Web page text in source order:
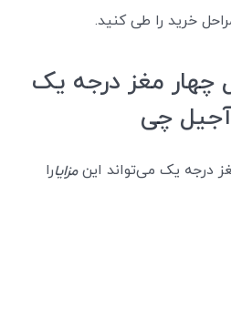
خرید را طی کنید.
چهار مغز درجه یک
آجیل چی
درجه یک می‌تواند اینمزایارا